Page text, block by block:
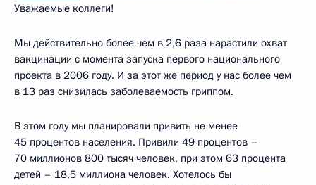
Уважаемые коллеги!
Мы действительно более чем в 2,6 раза нарастили охват
вакцинации с момента запуска первого национального
проекта в 2006 году. И за этот же период у нас более чем
в 13 раз снизилась заболеваемость гриппом.
В этом году мы планировали привить не менее
45 процентов населения. Привили 49 процентов –
70 миллионов 800 тысяч человек, при этом 63 процента
детей – 18,5 миллиона человек. Хотелось бы